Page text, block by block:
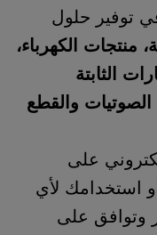
توفير حلول
منتجات الكهرباء،
الثابتة
الصوتيات والقطع
على
استخدامك لأي
وتوافق على